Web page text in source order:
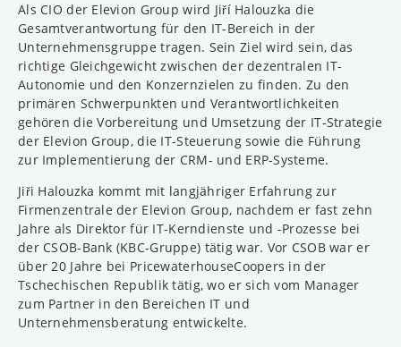
Als CIO der Elevion Group wird Jiří Halouzka die
Gesamtverantwortung für den IT-Bereich in der
Unternehmensgruppe tragen. Sein Ziel wird sein, das
richtige Gleichgewicht zwischen der dezentralen IT-
Autonomie und den Konzernzielen zu finden. Zu den
primären Schwerpunkten und Verantwortlichkeiten
gehören die Vorbereitung und Umsetzung der IT-Strategie
der Elevion Group, die IT-Steuerung sowie die Führung
zur Implementierung der CRM- und ERP-Systeme.
Jiři Halouzka kommt mit langjähriger Erfahrung zur
Firmenzentrale der Elevion Group, nachdem er fast zehn
Jahre als Direktor für IT-Kerndienste und -Prozesse bei
der CSOB-Bank (KBC-Gruppe) tätig war. Vor CSOB war er
über 20 Jahre bei PricewaterhouseCoopers in der
Tschechischen Republik tätig, wo er sich vom Manager
zum Partner in den Bereichen IT und
Unternehmensberatung entwickelte.